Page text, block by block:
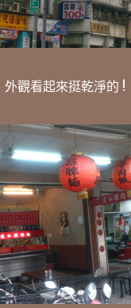
外觀看起來挺乾淨的 !